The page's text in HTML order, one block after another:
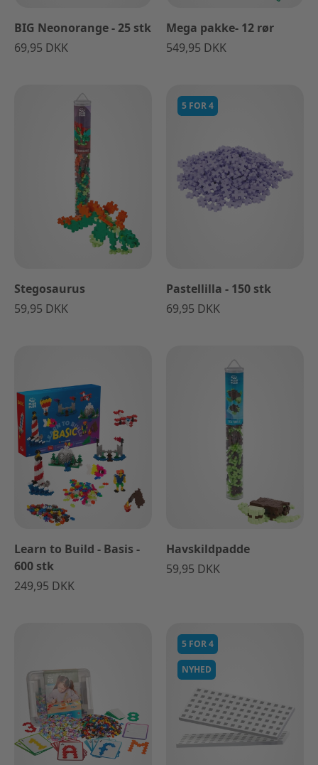
BIG Neonorange - 25 stk
69,95 DKK
Mega pakke- 12 rør
549,95 DKK
Stegosaurus
59,95 DKK
5 FOR 4
Pastellilla - 150 stk
69,95 DKK
Learn to Build - Basis -
600 stk
249,95 DKK
Havskildpadde
59,95 DKK
5 FOR 4
NYHED